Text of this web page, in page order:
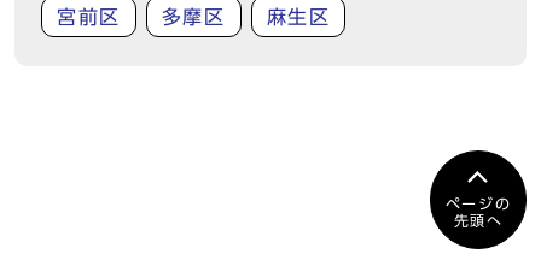
宮前区 多摩区 麻生区
ページの
先頭へ